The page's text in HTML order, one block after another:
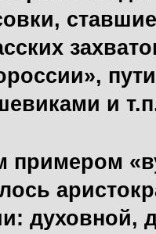
и
примером
духовной,